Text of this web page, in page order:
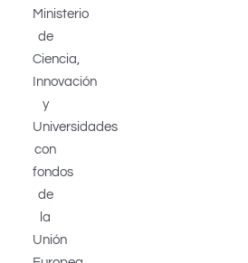
Ministerio
de
Ciencia,
Innovación
y
Universidades
con
fondos
de
la
Unión